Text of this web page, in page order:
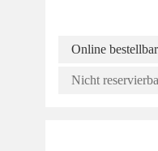
Online bestellbar
Nicht